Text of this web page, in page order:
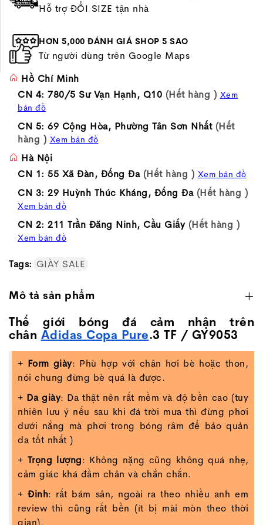
Hỗ trợ ĐỔI SIZE tận nhà
HƠN 5,000 ĐÁNH GIÁ SHOP 5 SAO
Từ người dùng trên Google Maps
Hồ Chí Minh
CN 4: 780/5 Sư Vạn Hạnh, Q10 (Hết hàng ) Xem
bản đồ
CN 5: 69 Cộng Hòa, Phường Tân Sơn Nhất (Hết
hàng ) Xem bản đồ
Hà Nội
CN 1: 55 Xã Đàn, Đống Đa (Hết hàng ) Xem bản đồ
CN 3: 29 Huỳnh Thúc Kháng, Đống Đa (Hết hàng )
Xem bản đồ
CN 2: 211 Trần Đăng Ninh, Cầu Giấy (Hết hàng )
Xem bản đồ
Tags: GIÀY SALE
Mô tả sản phẩm
Thế giới bóng đá cảm nhận trên
chân Adidas Copa Pure.3 TF / GY9053
+ Form giày: Phù hợp với chân hơi bè hoặc thon,
nói chung đừng bè quá là được.
+ Da giày: Da thật nên rất mềm và độ bền cao (tuy
nhiên lưu ý nếu sau khi đá trời mưa thì đừng phơi
dưới nắng mà phơi trong bóng râm để bảo quản
da tốt nhất )
+ Trọng lượng: Không nặng cũng không quá nhẹ,
cảm giác khá đầm chân và chắn chắn.
+Đinh: rất bám sân, ngoài ra theo nhiều anh em
review thì cũng rất bền (ít bị mài mòn theo thời
gian).